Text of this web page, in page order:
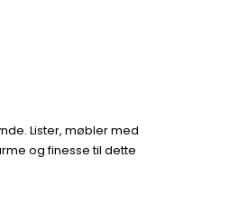
Lister, møbler med
og finesse til dette